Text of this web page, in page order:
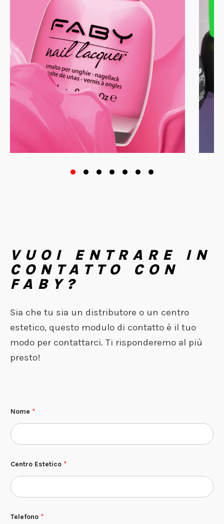
VUOI ENTRARE IN
CONTATTO CON
FABY?
Sia che tu sia un distributore o un centro
estetico, questo modulo di contatto è il tuo
modo per contattarci. Ti risponderemo al più
presto!
s
e
t
o
o
m
e
Nome *
Centro Estetico *
Telefono *